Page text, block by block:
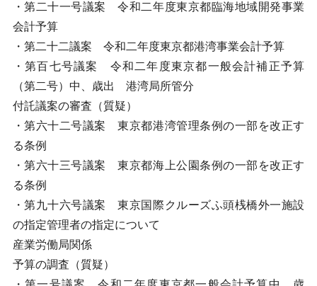
・第二十一号議案 令和二年度東京都臨海地域開発事業
会計予算
・第二十二議案 令和二年度東京都港湾事業会計予算
・第百七号議案 令和二年度東京都一般会計補正予算
（第二号）中、歳出 港湾局所管分
付託議案の審査（質疑）
・第六十二号議案 東京都港湾管理条例の一部を改正す
る条例
・第六十三号議案 東京都海上公園条例の一部を改正す
る条例
・第九十六号議案 東京国際クルーズふ頭桟橋外一施設
の指定管理者の指定について
産業労働局関係
予算の調査（質疑）